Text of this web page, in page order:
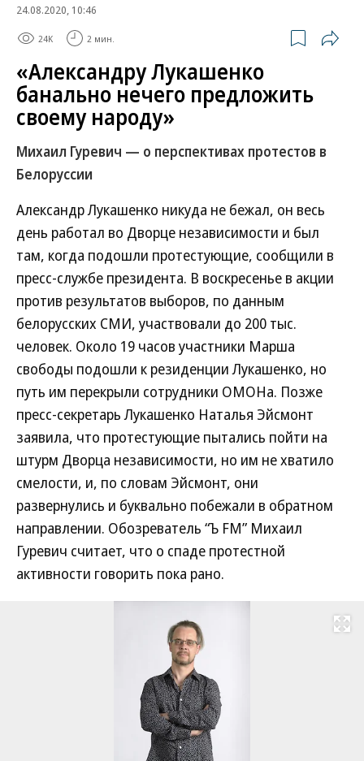
24.08.2020, 10:46
24K 2 мин.
«Александру Лукашенко
банально нечего предложить
своему народу»
Михаил Гуревич — о перспективах протестов в
Белоруссии
Александр Лукашенко никуда не бежал, он весь
день работал во Дворце независимости и был
там, когда подошли протестующие, сообщили в
пресс-службе президента. В воскресенье в акции
против результатов выборов, по данным
белорусских СМИ, участвовали до 200 тыс.
человек. Около 19 часов участники Марша
свободы подошли к резиденции Лукашенко, но
путь им перекрыли сотрудники ОМОНа. Позже
пресс-секретарь Лукашенко Наталья Эйсмонт
заявила, что протестующие пытались пойти на
штурм Дворца независимости, но им не хватило
смелости, и, по словам Эйсмонт, они
развернулись и буквально побежали в обратном
направлении. Обозреватель “Ъ FM” Михаил
Гуревич считает, что о спаде протестной
активности говорить пока рано.
Развернуть